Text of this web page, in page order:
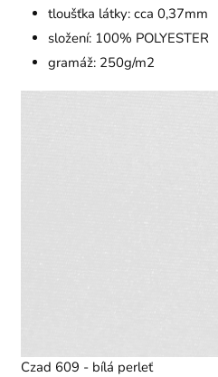
tloušťka látky: cca 0,37mm
složení: 100% POLYESTER
gramáž: 250g/m2
Czad 609 - bílá perleť